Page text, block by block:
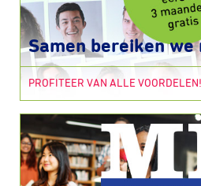
Samen bereiken we
PROFITEER VAN ALLE VOORDELEN!